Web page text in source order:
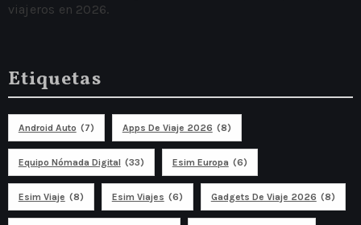
viajeros en 2026.
Etiquetas
Android Auto (7) Apps De Viaje 2026 (8)
Equipo Nómada Digital (33) Esim Europa (6)
Esim Viaje (8) Esim Viajes (6) Gadgets De Viaje 2026 (8)